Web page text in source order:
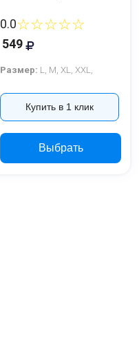
0.0☆☆☆☆☆
549
Размер: L, M, XL, XXL,
Купить в 1 клик
Выбрать